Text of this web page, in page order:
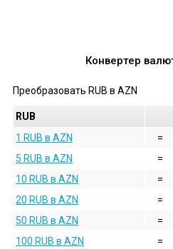
Конвертер
Преобразовать RUB в AZN
RUB
1 RUB в AZN
=
5 RUB в AZN
=
10 RUB в AZN
=
20 RUB в AZN
=
50 RUB в AZN
=
100 RUB в AZN
=